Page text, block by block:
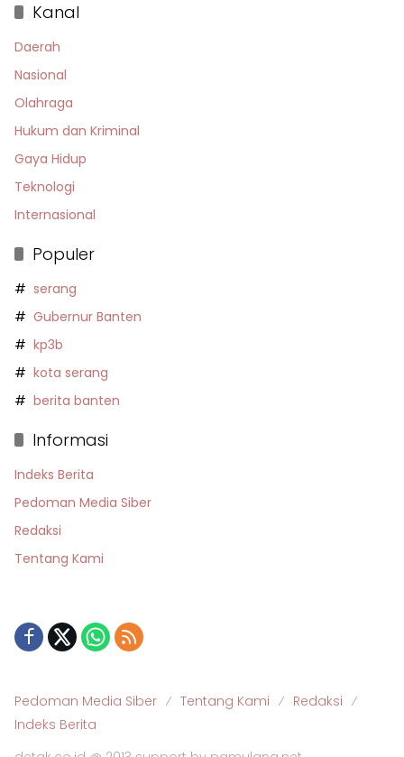
Kanal
Daerah
Nasional
Olahraga
Hukum dan Kriminal
Gaya Hidup
Teknologi
Internasional
Populer
serang
Gubernur Banten
kp3b
kota serang
berita banten
Informasi
Indeks Berita
Pedoman Media Siber
Redaksi
Tentang Kami
Pedoman Media Siber Tentang Kami
Redaksi
Indeks Berita